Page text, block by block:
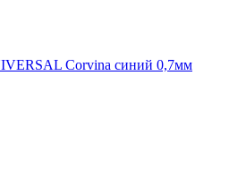
Corvina синий 0,7мм